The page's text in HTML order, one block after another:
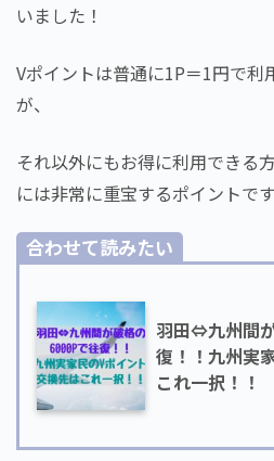
いました！
Vポイントは普通に1P＝1円で利
が、
それ以外にもお得に利用できる
には非常に重宝するポイントです
合わせて読みたい
羽田⇔九州間
復！！九州実
これ一択！！